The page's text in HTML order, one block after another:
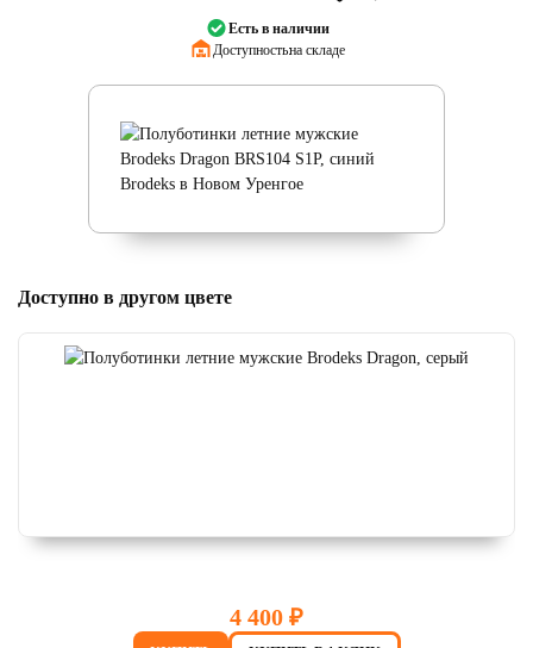
Есть в наличии
Доступность:на складе
Доступно в другом цвете
4 400 ₽